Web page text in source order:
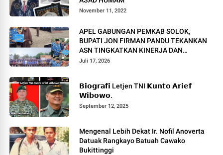
November 11, 2022
APEL GABUNGAN PEMKAB SOLOK,
BUPATI JON FIRMAN PANDU TEKANKAN
ASN TINGKATKAN KINERJA DAN
PELAYANAN MASYARAKAT.
Juli 17, 2026
𝗕𝗶𝗼𝗴𝗿𝗮𝗳𝗶 Letjen TNI 𝗞𝘂𝗻𝘁𝗼 𝗔𝗿𝗶𝗲𝗳
𝗪𝗶𝗯𝗼𝘄𝗼.
September 12, 2025
Mengenal Lebih Dekat Ir. Nofil Anoverta
Datuak Rangkayo Batuah Cawako
Bukittinggi